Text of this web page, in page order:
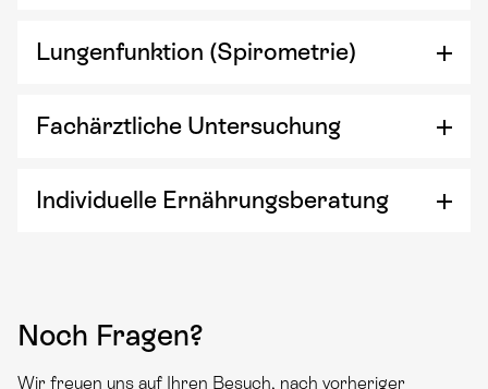
Lungenfunktion (Spirometrie)
Fachärztliche Untersuchung
Individuelle Ernährungsberatung
Noch Fragen?
Wir freuen uns auf Ihren Besuch, nach vorheriger